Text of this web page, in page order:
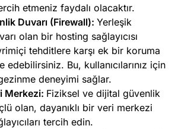
etmeniz faydalı olacaktır.
Duvarı (Firewall): Yerleşik
olan bir hosting sağlayıcısı
tehditlere karşı ek bir koruma
edebilirsiniz. Bu, kullanıcılarınız için
deneyimi sağlar.
Merkezi: Fiziksel ve dijital güvenlik
olan, dayanıklı bir veri merkezi
tercih edin.